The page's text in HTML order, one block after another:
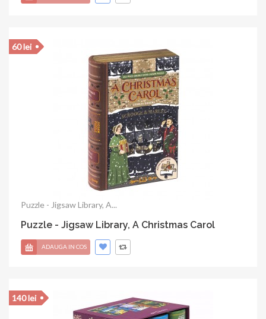
Puzzle - Jigsaw Library, A...
Puzzle - Jigsaw Library, A Christmas Carol
60 lei
ADAUGA IN COS
140 lei